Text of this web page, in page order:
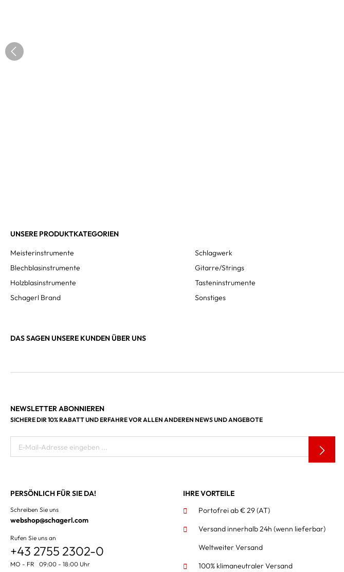
UNSERE PRODUKTKATEGORIEN
Meisterinstrumente
Blechblasinstrumente
Holzblasinstrumente
Schagerl Brand
Schlagwerk
Gitarre/Strings
Tasteninstrumente
Sonstiges
DAS SAGEN UNSERE KUNDEN ÜBER UNS
NEWSLETTER ABONNIEREN
SICHERE DIR 10% RABATT UND ERFAHRE VOR ALLEN ANDEREN NEWS UND ANGEBOTE
E-Mail-Adresse eingeben ...
PERSÖNLICH FÜR SIE DA!
Schreiben Sie uns
webshop@schagerl.com
Rufen Sie uns an
+43 2755 2302-0
MO - FR 09:00 - 18:00 Uhr
IHRE VORTEILE
Portofrei ab € 29 (AT)
Versand innerhalb 24h (wenn lieferbar)
Weltweiter Versand
100% klimaneutraler Versand